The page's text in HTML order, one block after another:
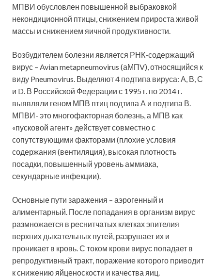
МПВИ обусловлен повышенной выбраковкой
некондиционной птицы, снижением прироста живой
массы и снижением яичной продуктивности.
Возбудителем болезни является РНК-содержащий
вирус – Avian metapneumovirus (аМПV), относящийся к
виду Pneumovirus. Выделяют 4 подтипа вируса: А, В, С
и D. В Российской Федерации с 1995 г. по 2014 г.
выявляли геном МПВ птиц подтипа А и подтипа В.
МПВИ- это многофакторная болезнь, а МПВ как
«пусковой агент» действует совместно с
сопутствующими факторами (плохие условия
содержания (вентиляция), высокая плотность
посадки, повышенный уровень аммиака,
секундарные инфекции).
Основные пути заражения – аэрогенный и
алиментарный. После попадания в организм вирус
размножается в реснитчатых клетках эпителия
верхних дыхательных путей, разрушает их и
проникает в кровь. С током крови вирус попадает в
репродуктивный тракт, поражение которого приводит
к снижению яйценоскости и качества яиц.